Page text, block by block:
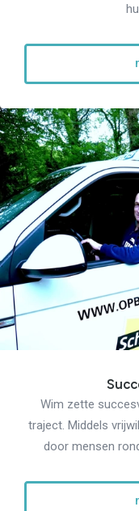
Wim zette
traject. Middels
door mensen